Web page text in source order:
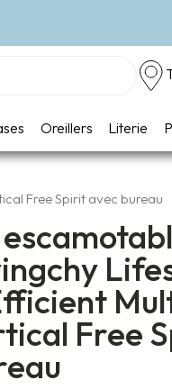
Oreillers Literie
Free Spirit avec bureau
Free